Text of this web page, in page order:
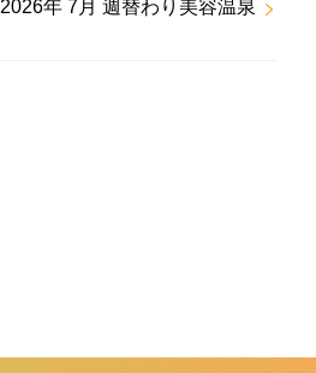
2026年 7月 週替わり美容温泉